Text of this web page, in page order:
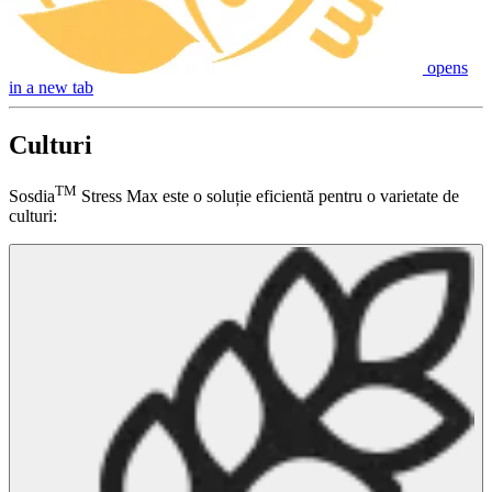
opens
in a new tab
Culturi
SosdiaTM Stress Max este o soluție eficientă pentru o varietate de
culturi: